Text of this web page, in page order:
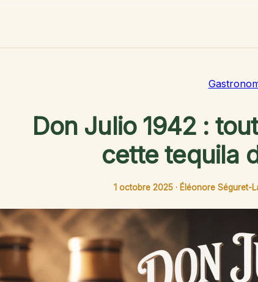
Don Julio 1942 :
cette tequila
1 octobre 2025 · Éléonore Séguret-